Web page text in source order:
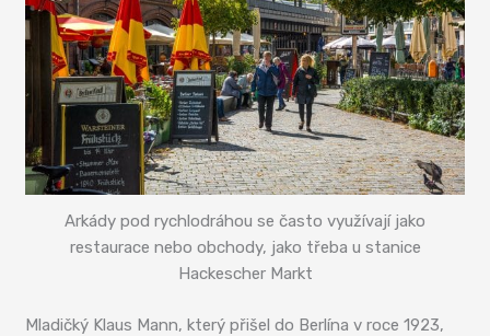
Arkády pod rychlodráhou se často využívají jako
restaurace nebo obchody, jako třeba u stanice
Hackescher Markt
Mladičký Klaus Mann, který přišel do Berlína v roce 1923,